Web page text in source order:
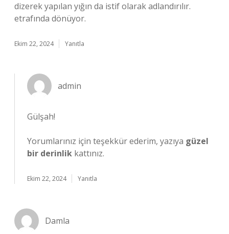
dizerek yapılan yığın da istif olarak adlandırılır.
etrafında dönüyor.
Ekim 22, 2024 Yanıtla
admin
Gülşah!
Yorumlarınız için teşekkür ederim, yazıya güzel
bir derinlik kattınız.
Ekim 22, 2024 Yanıtla
Damla